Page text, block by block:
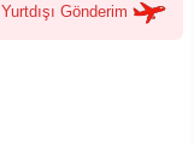
Yurtdışı Gönderim